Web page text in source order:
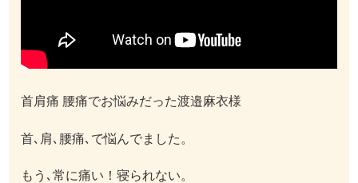
首肩痛 腰痛でお悩みだった渡邉麻衣様
首､肩､腰痛､で悩んでました。
もう､常に痛い！寝られない。